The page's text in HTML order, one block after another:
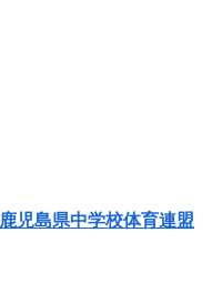
鹿児島県中学校体育連盟